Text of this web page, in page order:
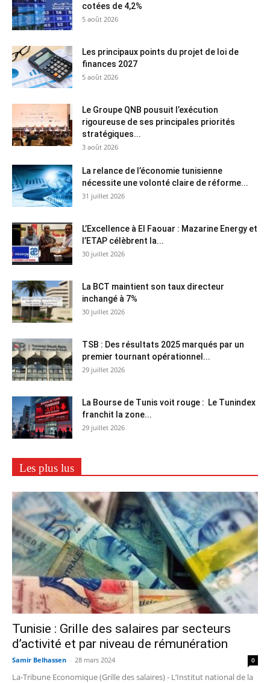
cotées de 4,2%
5 août 2026
Les principaux points du projet de loi de
finances 2027
5 août 2026
Le Groupe QNB pousuit l’exécution
rigoureuse de ses principales priorités
stratégiques...
3 août 2026
La relance de l’économie tunisienne
nécessite une volonté claire de réforme...
31 juillet 2026
L’Excellence à El Faouar : Mazarine Energy et
l’ETAP célèbrent la...
30 juillet 2026
La BCT maintient son taux directeur
inchangé à 7%
30 juillet 2026
TSB : Des résultats 2025 marqués par un
premier tournant opérationnel...
29 juillet 2026
La Bourse de Tunis voit rouge : Le Tunindex
franchit la zone...
29 juillet 2026
Les plus lus
Tunisie : Grille des salaires par secteurs
d’activité et par niveau de rémunération
Samir Belhassen - 28 mars 2024 0
La-Tribune Economique (Grille des salaires) - L’Institut national de la